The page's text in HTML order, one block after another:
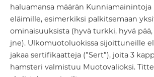
haluamansa määrän
eläimille, esimerkiksi palkitsemaan
ominaisuuksista (hyvä turkki, hyvä
jne). Ulkomuotoluokissa sijoittuneille
jakaa sertifikaatteja (”Sert”), joita 3
hamsteri valmistuu Muotovalioksi.